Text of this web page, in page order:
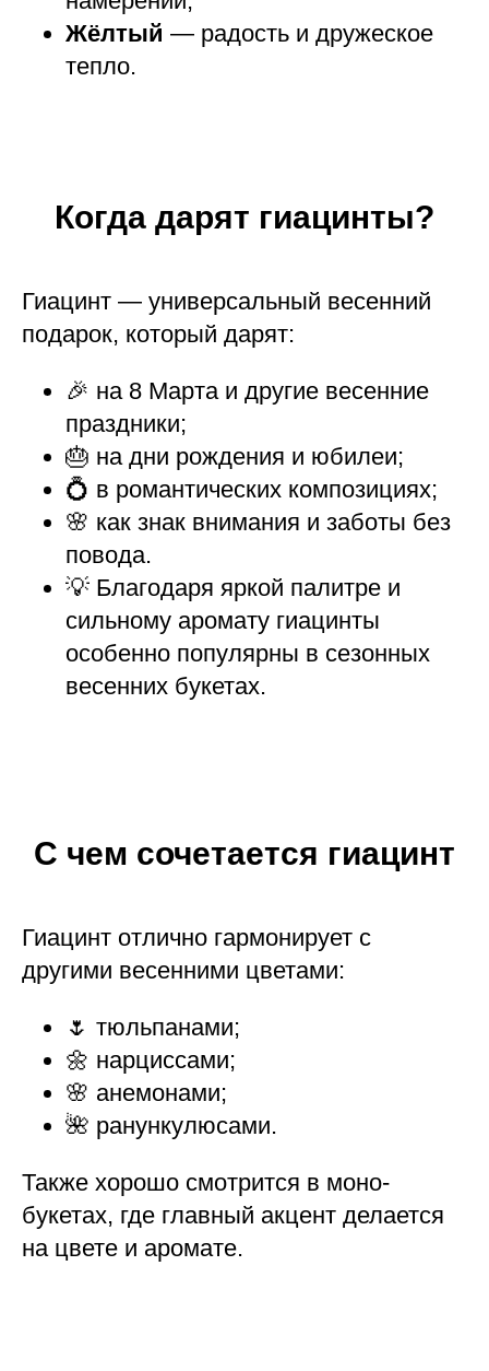
Жёлтый — радость и дружеское
тепло.
Когда дарят гиацинты?
Гиацинт — универсальный весенний
подарок, который дарят:
🎉 на 8 Марта и другие весенние
праздники;
🎂 на дни рождения и юбилеи;
💍 в романтических композициях;
🌸 как знак внимания и заботы без
повода.
💡 Благодаря яркой палитре и
сильному аромату гиацинты
особенно популярны в сезонных
весенних букетах.
С чем сочетается гиацинт
Гиацинт отлично гармонирует с
другими весенними цветами:
🌷 тюльпанами;
🌼 нарциссами;
🌸 анемонами;
🌺 ранункулюсами.
Также хорошо смотрится в моно-
букетах, где главный акцент делается
на цвете и аромате.